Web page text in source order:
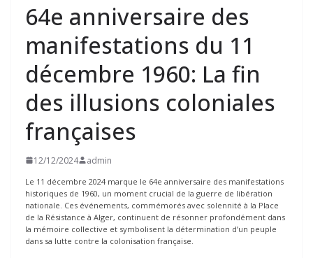
64e anniversaire des
manifestations du 11
décembre 1960: La fin
des illusions coloniales
françaises
12/12/2024 admin
Le 11 décembre 2024 marque le 64e anniversaire des manifestations
historiques de 1960, un moment crucial de la guerre de libération
nationale. Ces événements, commémorés avec solennité à la Place
de la Résistance à Alger, continuent de résonner profondément dans
la mémoire collective et symbolisent la détermination d’un peuple
dans sa lutte contre la colonisation française.